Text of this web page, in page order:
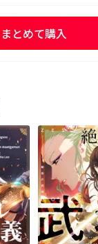
まとめて購入